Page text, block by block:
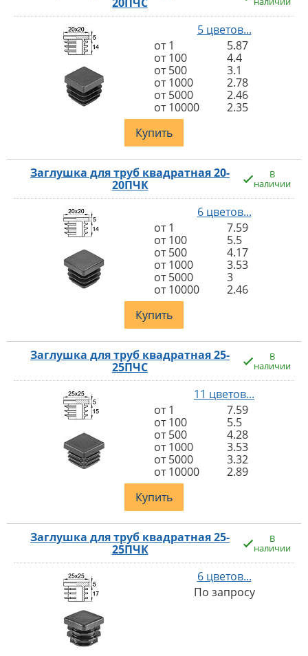
5 цветов...
от 1
5.87
от 100
4.4
от 500
3.1
от 1000
2.78
от 5000
2.46
от 10000
2.35
Купить
Заглушка для труб квадратная 20-
20ПЧК
В
наличии
6 цветов...
от 1
7.59
от 100
5.5
от 500
4.17
от 1000
3.53
от 5000
3
от 10000
2.46
Купить
Заглушка для труб квадратная 25-
25ПЧС
В
наличии
11 цветов...
от 1
7.59
от 100
5.5
от 500
4.28
от 1000
3.53
от 5000
3.32
от 10000
2.89
Купить
Заглушка для труб квадратная 25-
25ПЧК
В
наличии
6 цветов...
По запросу